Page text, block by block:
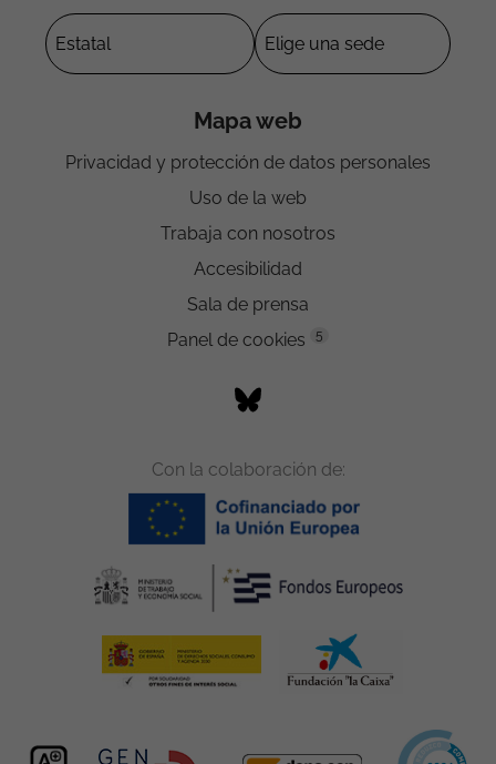
Mapa web
Privacidad y protección de datos personales
Uso de la web
Trabaja con nosotros
Accesibilidad
Sala de prensa
Panel de cookies
5
Con la colaboración de: